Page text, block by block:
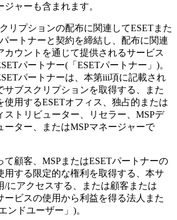
ジャーも含まれます。
リプションの配布に関連してESETまた
ートナーと契約を締結し、配布に関連
カウントを通じて提供されるサービス
パートナー(「 ESETパートナー 」)。
パートナーは、本第iii項に記載され
サブスクリプションを取得する、また
使用するESETオフィス、独占的または
ストリビューター、リセラー、MSPデ
ーター、またはMSPマネージャーで
て顧客、MSPまたはESETパートナーの
用する限定的な権利を取得する、本サ
/にアクセスする、または顧客または
ービスの使用から利益を得る法人また
ンドユーザー 」)。